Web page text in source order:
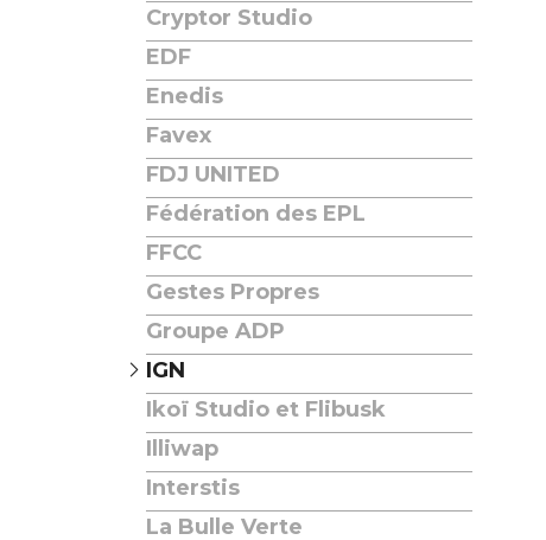
Cryptor Studio
EDF
Enedis
Favex
FDJ UNITED
Fédération des EPL
FFCC
Gestes Propres
Groupe ADP
IGN
Ikoï Studio et Flibusk
Illiwap
Interstis
La Bulle Verte